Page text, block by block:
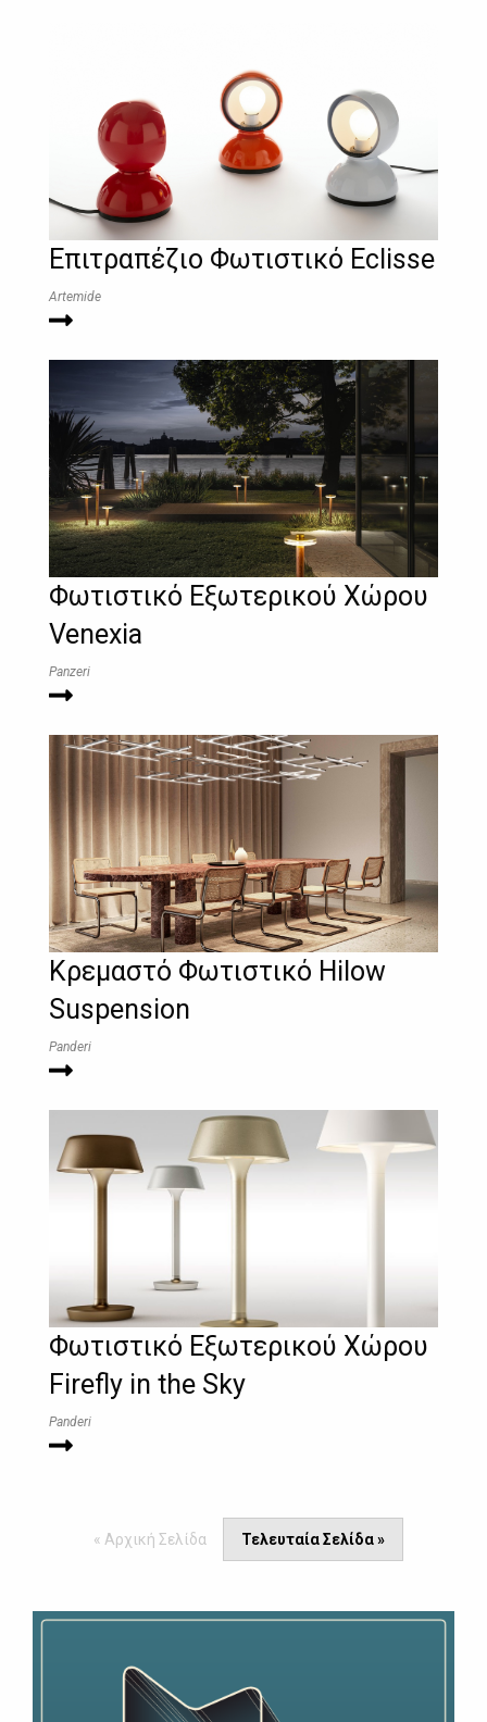
Επιτραπέζιο Φωτιστικό Eclisse
Artemide
Φωτιστικό Εξωτερικού Χώρου
Venexia
Panzeri
Κρεμαστό Φωτιστικό Hilow
Suspension
Panderi
Φωτιστικό Εξωτερικού Χώρου
Firefly in the Sky
Panderi
« Αρχική Σελίδα Τελευταία Σελίδα »